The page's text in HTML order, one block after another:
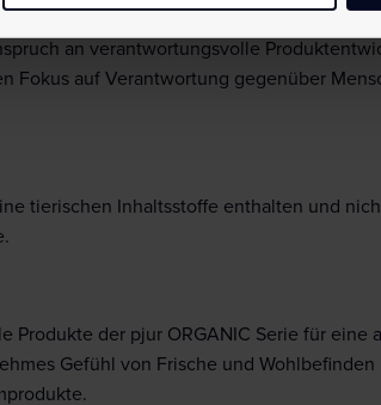
Produktlösungen
an verantwortungsvolle
Fokus auf Verantwortung gegenüber
tierischen Inhaltsstoffe enthalten und
der pjur ORGANIC Serie für
Gefühl von Frische und